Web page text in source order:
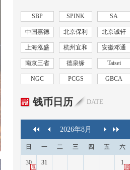
SBP SPINK SA
中国嘉德 北京保利 北京诚轩
上海泓盛 杭州宜和 安徽邓通
南京三省 德泉缘 Taisei
NGC PCGS GBCA
钱币日历 DATE
2026年8月
日 一 二 三 四 五 六
30
展
31 1
展